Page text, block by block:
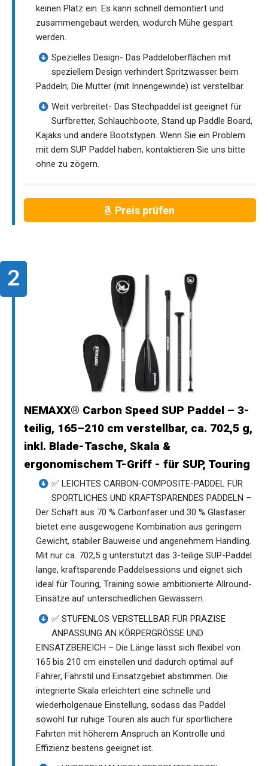
keinen Platz ein. Es kann schnell demontiert und
zusammengebaut werden, wodurch Mühe gespart
werden.
Spezielles Design- Das Paddeloberflächen mit
speziellem Design verhindert Spritzwasser beim
Paddeln; Die Mutter (mit Innengewinde) ist verstellbar.
Weit verbreitet- Das Stechpaddel ist geeignet für
Surfbretter, Schlauchboote, Stand up Paddle Board,
Kajaks und andere Bootstypen. Wenn Sie ein Problem
mit dem SUP Paddel haben, kontaktieren Sie uns bitte
ohne zu zögern.
Preis prüfen
NEMAXX® Carbon Speed SUP Paddel – 3-
teilig, 165–210 cm verstellbar, ca. 702,5 g,
inkl. Blade-Tasche, Skala &
ergonomischem T-Griff - für SUP, Touring
✅ LEICHTES CARBON-COMPOSITE-PADDEL FÜR
SPORTLICHES UND KRAFTSPARENDES PADDELN –
Der Schaft aus 70 % Carbonfaser und 30 % Glasfaser
bietet eine ausgewogene Kombination aus geringem
Gewicht, stabiler Bauweise und angenehmem Handling.
Mit nur ca. 702,5 g unterstützt das 3-teilige SUP-Paddel
lange, kraftsparende Paddelsessions und eignet sich
ideal für Touring, Training sowie ambitionierte Allround-
Einsätze auf unterschiedlichen Gewässern.
✅ STUFENLOS VERSTELLBAR FÜR PRÄZISE
ANPASSUNG AN KÖRPERGRÖSSE UND
EINSATZBEREICH – Die Länge lässt sich flexibel von
165 bis 210 cm einstellen und dadurch optimal auf
Fahrer, Fahrstil und Einsatzgebiet abstimmen. Die
integrierte Skala erleichtert eine schnelle und
wiederholgenaue Einstellung, sodass das Paddel
sowohl für ruhige Touren als auch für sportlichere
Fahrten mit höherem Anspruch an Kontrolle und
Effizienz bestens geeignet ist.